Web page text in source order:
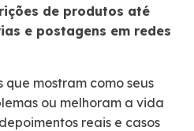
de produtos até
e postagens em redes
que mostram como seus
ou melhoram a vida
reais e casos